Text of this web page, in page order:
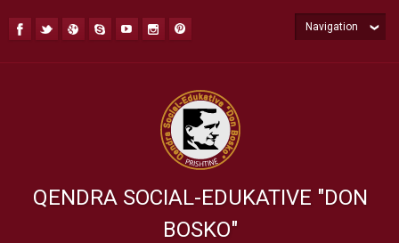
QENDRA SOCIAL-EDUKATIVE "DON
BOSKO"
Navigation